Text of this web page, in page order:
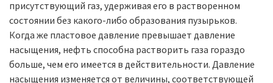
присутствующий газ, удерживая его в растворенном
состоянии без какого-либо образования пузырьков.
Когда же пластовое давление превышает давление
насыщения, нефть способна растворить газа гораздо
больше, чем его имеется в действительности. Давление
насыщения изменяется от величины, соответствующей